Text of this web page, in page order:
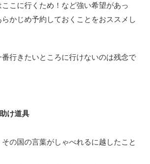
こに行くため！など強い希望があっ
かじめ予約しておくことをおススメし
行きたいところに行けないのは残念で
け道具
の国の言葉がしゃべれるに越したこと